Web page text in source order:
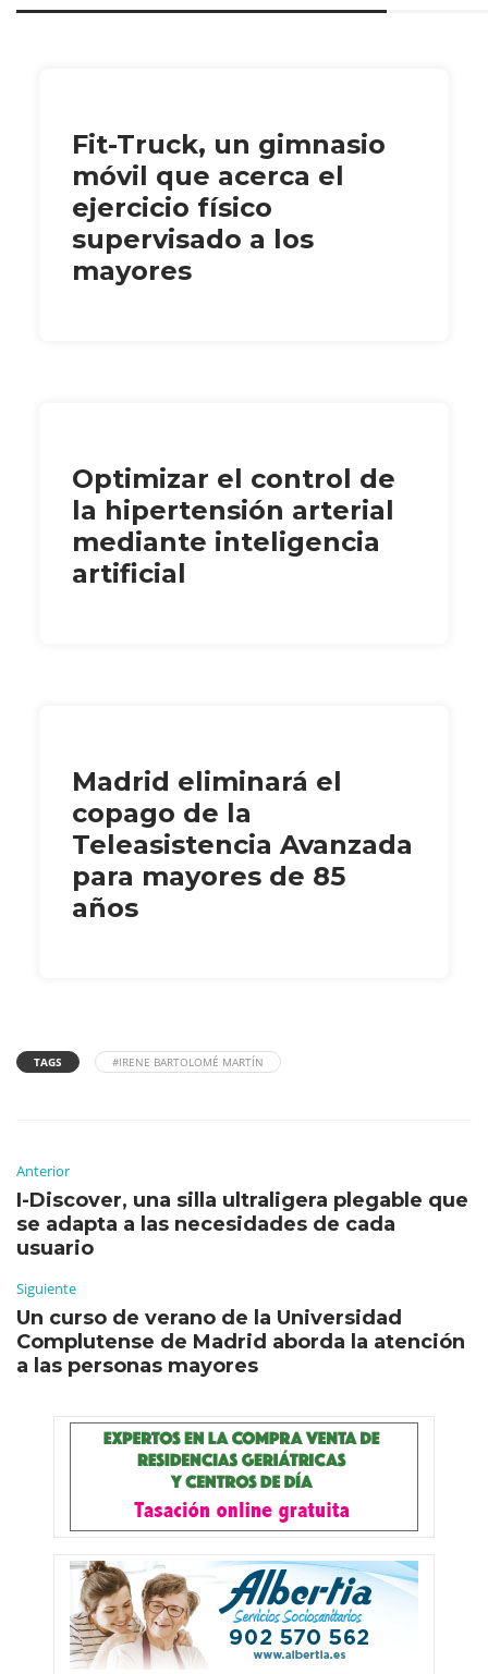
Fit-Truck, un gimnasio
móvil que acerca el
ejercicio físico
supervisado a los
mayores
Optimizar el control de
la hipertensión arterial
mediante inteligencia
artificial
Madrid eliminará el
copago de la
Teleasistencia Avanzada
para mayores de 85
años
TAGS #IRENE BARTOLOMÉ MARTÍN
Anterior
I-Discover, una silla ultraligera plegable que
se adapta a las necesidades de cada
usuario
Siguiente
Un curso de verano de la Universidad
Complutense de Madrid aborda la atención
a las personas mayores